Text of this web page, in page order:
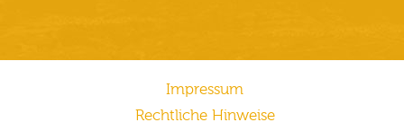
Impressum
Rechtliche Hinweise